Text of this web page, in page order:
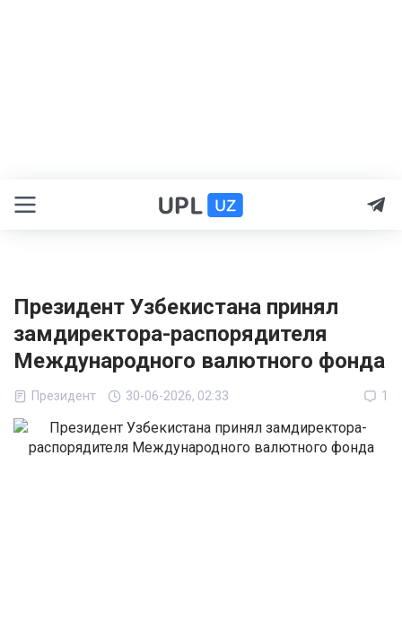
Президент Узбекистана принял
замдиректора-распорядителя
Международного валютного фонда
Президент 30-06-2026, 02:33 1